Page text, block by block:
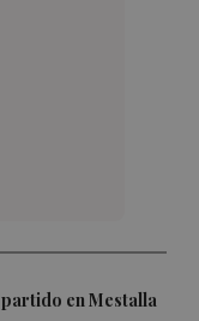
en Mestalla